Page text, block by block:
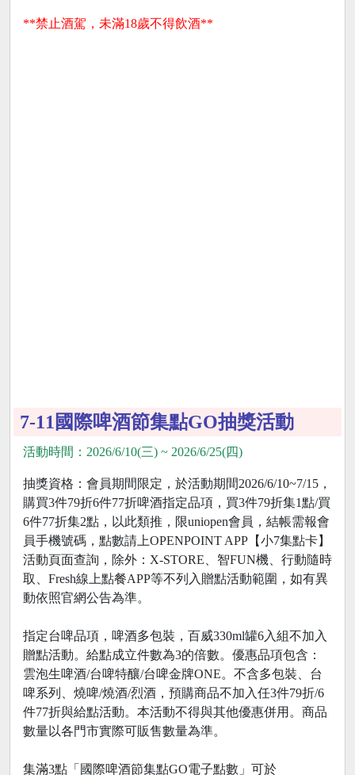
**禁止酒駕，未滿18歲不得飲酒**
7-11國際啤酒節集點GO抽獎活動
活動時間：2026/6/10(三) ~ 2026/6/25(四)
抽獎資格：會員期間限定，於活動期間2026/6/10~7/15，
購買3件79折6件77折啤酒指定品項，買3件79折集1點/買
6件77折集2點，以此類推，限uniopen會員，結帳需報會
員手機號碼，點數請上OPENPOINT APP【小7集點卡】
活動頁面查詢，除外：X-STORE、智FUN機、行動隨時
取、Fresh線上點餐APP等不列入贈點活動範圍，如有異
動依照官網公告為準。
指定台啤品項，啤酒多包裝，百威330ml罐6入組不加入
贈點活動。給點成立件數為3的倍數。優惠品項包含：
雲泡生啤酒/台啤特釀/台啤金牌ONE。不含多包裝、台
啤系列、燒啤/燒酒/烈酒，預購商品不加入任3件79折/6
件77折與給點活動。本活動不得與其他優惠併用。商品
數量以各門市實際可販售數量為準。
集滿3點「國際啤酒節集點GO電子點數」可於